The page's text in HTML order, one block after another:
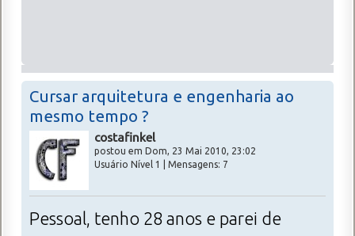
Cursar arquitetura e engenharia ao
mesmo tempo ?
costafinkel
postou em Dom, 23 Mai 2010, 23:02
Usuário Nível 1 | Mensagens: 7
Pessoal, tenho 28 anos e parei de